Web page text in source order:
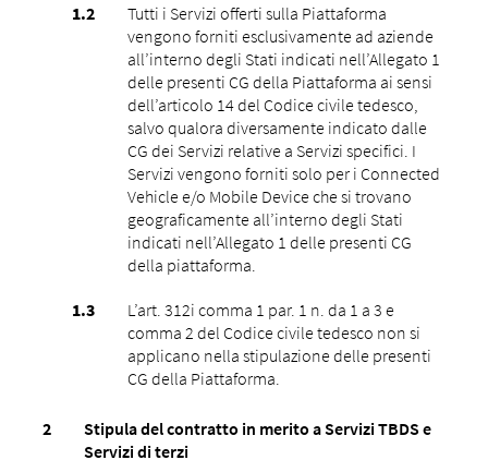
Tutti i Servizi offerti sulla Piattaforma
vengono forniti esclusivamente ad aziende
all’interno degli Stati indicati nell’Allegato 1
delle presenti CG della Piattaforma ai sensi
dell’articolo 14 del Codice civile tedesco,
salvo qualora diversamente indicato dalle
CG dei Servizi relative a Servizi specifici. I
Servizi vengono forniti solo per i Connected
Vehicle e/o Mobile Device che si trovano
geograficamente all’interno degli Stati
indicati nell’Allegato 1 delle presenti CG
della piattaforma.
L’art. 312i comma 1 par. 1 n. da 1 a 3 e
comma 2 del Codice civile tedesco non si
applicano nella stipulazione delle presenti
CG della Piattaforma.
Stipula del contratto in merito a Servizi TBDS e
Servizi di terzi